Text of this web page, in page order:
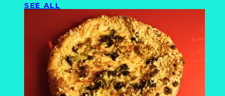
SEE ALL